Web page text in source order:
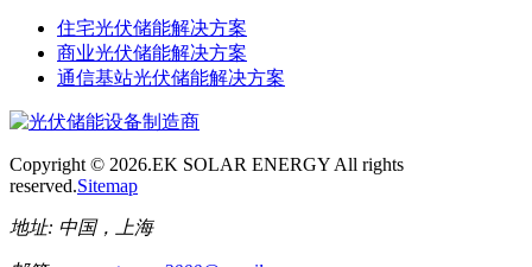
住宅光伏储能解决方案
商业光伏储能解决方案
通信基站光伏储能解决方案
Copyright © 2026.EK SOLAR ENERGY All rights
reserved.Sitemap
地址: 中国，上海